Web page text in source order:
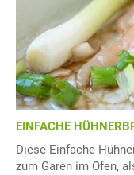
EINFACHE
Diese Einfache
zum Garen im Ofen,